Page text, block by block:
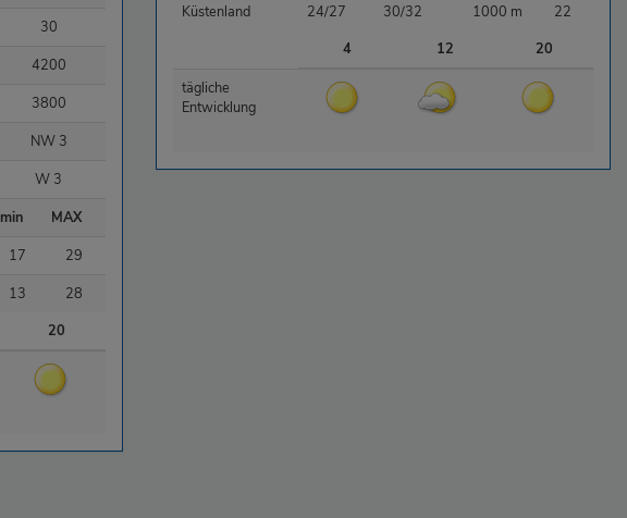
30
4200
3800
NW 3
W 3
min
MAX
17
29
13
28
20
Küstenland
24/27 30/32 1000 m
22
4
12
20
tägliche
Entwicklung